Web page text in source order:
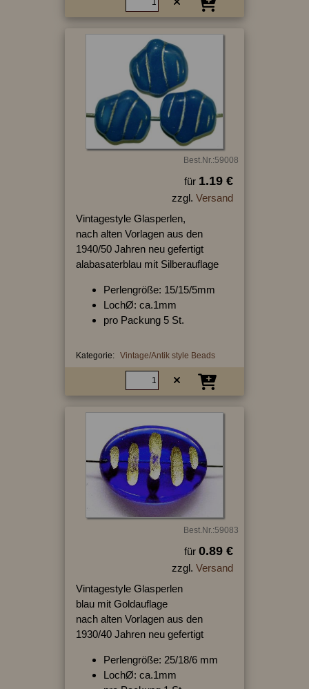
Best.Nr.:59008
für 1.19 €
zzgl. Versand
Vintagestyle Glasperlen,
nach alten Vorlagen aus den
1940/50 Jahren neu gefertigt
alabasaterblau mit Silberauflage
Perlengröße: 15/15/5mm
LochØ: ca.1mm
pro Packung 5 St.
Kategorie: Vintage/Antik style Beads
Best.Nr.:59083
für 0.89 €
zzgl. Versand
Vintagestyle Glasperlen
blau mit Goldauflage
nach alten Vorlagen aus den
1930/40 Jahren neu gefertigt
Perlengröße: 25/18/6 mm
LochØ: ca.1mm